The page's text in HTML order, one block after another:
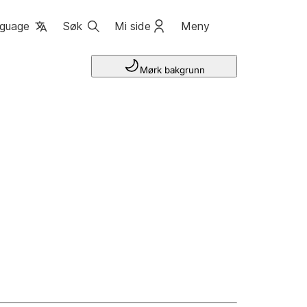
Søk Mi side Meny
Mørk bakgrunn